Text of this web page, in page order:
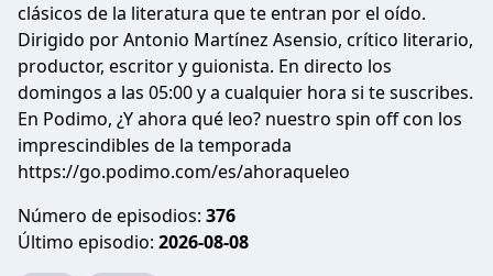
clásicos de la literatura que te entran por el oído.
Dirigido por Antonio Martínez Asensio, crítico literario,
productor, escritor y guionista. En directo los
domingos a las 05:00 y a cualquier hora si te suscribes.
En Podimo, ¿Y ahora qué leo? nuestro spin off con los
imprescindibles de la temporada
https://go.podimo.com/es/ahoraqueleo
Número de episodios: 376
Último episodio: 2026-08-08